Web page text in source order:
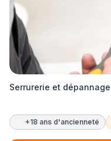
Serrurerie et
+18 ans d'ancienneté